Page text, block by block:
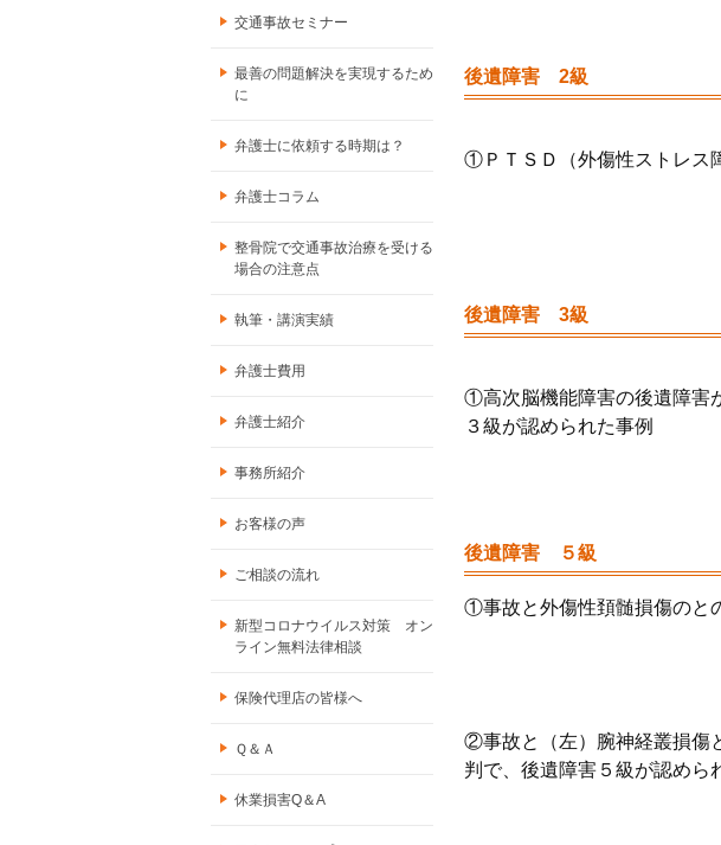
後遺障害 2級
①ＰＴＳＤ（外傷性ストレス
後遺障害 3級
①高次脳機能障害の後遺障害
３級が認められた事例
後遺障害 ５級
①事故と外傷性頚髄損傷のと
②事故と（左）腕神経叢損傷
判で、後遺障害５級が認めら
交通事故セミナー
最善の問題解決を実現するため
に
弁護士に依頼する時期は？
弁護士コラム
整骨院で交通事故治療を受ける
場合の注意点
執筆・講演実績
弁護士費用
弁護士紹介
事務所紹介
お客様の声
ご相談の流れ
新型コロナウイルス対策 オン
ライン無料法律相談
保険代理店の皆様へ
Ｑ＆Ａ
休業損害Q＆A